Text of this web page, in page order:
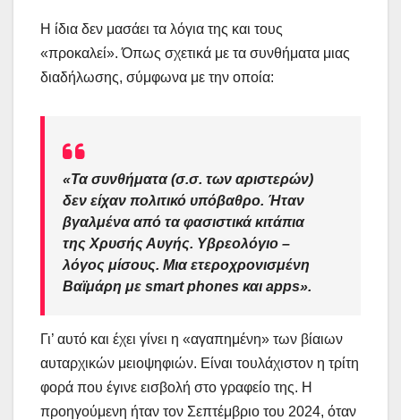
Η ίδια δεν μασάει τα λόγια της και τους
«προκαλεί». Όπως σχετικά με τα συνθήματα μιας
διαδήλωσης, σύμφωνα με την οποία:
«Τα συνθήματα (σ.σ. των αριστερών)
δεν είχαν πολιτικό υπόβαθρο. Ήταν
βγαλμένα από τα φασιστικά κιτάπια
της Χρυσής Αυγής. Υβρεολόγιο –
λόγος μίσους. Μια ετεροχρονισμένη
Βαϊμάρη με smart phones και apps».
Γι’ αυτό και έχει γίνει η «αγαπημένη» των βίαιων
αυταρχικών μειοψηφιών. Είναι τουλάχιστον η τρίτη
φορά που έγινε εισβολή στο γραφείο της. Η
προηγούμενη ήταν τον Σεπτέμβριο του 2024, όταν